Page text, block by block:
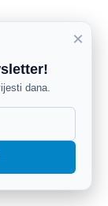
×
dana.